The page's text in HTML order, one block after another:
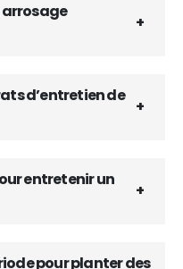
arrosage
d’entretien de
entretenir un
pour planter des